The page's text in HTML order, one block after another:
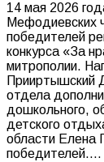
14 мая 2026
Мефодиевских
победителей
конкурса «За
митрополии.
Прииртышский
отдела
дошкольного,
детского
области Елена
победителей.…